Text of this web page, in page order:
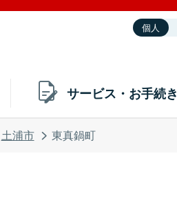
個人
サービス・お手続き
土浦市 東真鍋町